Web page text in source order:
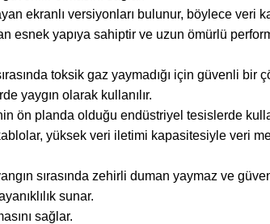
ekranlı versiyonları bulunur, böylece veri
esnek yapıya sahiptir ve uzun ömürlü
toksik gaz yaymadığı için güvenli bir
yaygın olarak kullanılır.
ön planda olduğu endüstriyel tesislerde
yüksek veri iletimi kapasitesiyle veri
sırasında zehirli duman yaymaz ve
sunar.
sağlar.